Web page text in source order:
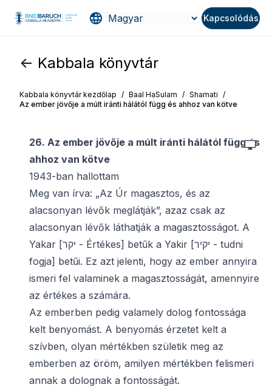
Kapcsolódás
<- Kabbala könyvtár
Kabbala könyvtár kezdőlap / Baal HaSulam / Shamati /
Az ember jövője a múlt iránti hálától függ és ahhoz van kötve
26. Az ember jövője a múlt iránti hálától függ és
ahhoz van kötve
1943-ban hallottam
Meg van írva: „Az Úr magasztos, és az
alacsonyan lévők meglátják”, azaz csak az
alacsonyan lévők láthatják a magasztosságot. A
Yakar [יקר - Értékes] betűk a Yakir [יקיר - tudni
fogja] betűi. Ez azt jelenti, hogy az ember annyira
ismeri fel valaminek a magasztosságát, amennyire
az értékes a számára.
Az emberben pedig valamely dolog fontossága
kelt benyomást. A benyomás érzetet kelt a
szívben, olyan mértékben születik meg az
emberben az öröm, amilyen mértékben felismeri
annak a dolognak a fontosságát.